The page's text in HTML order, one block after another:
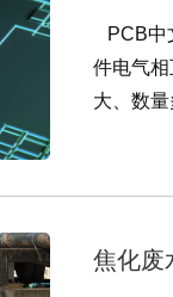
PCB中
件电气
大、数
焦化废